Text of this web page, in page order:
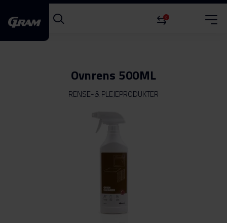
0
Ovnrens 500ML
RENSE-& PLEJEPRODUKTER